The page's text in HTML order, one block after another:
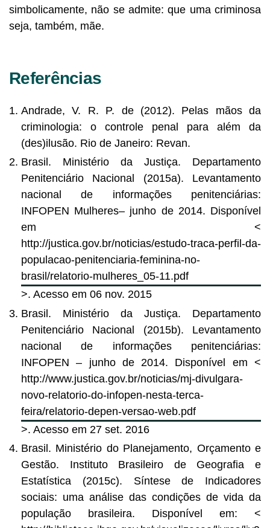
simbolicamente, não se admite: que uma criminosa
seja, também, mãe.
Referências
Andrade, V. R. P. de (2012). Pelas mãos da
criminologia: o controle penal para além da
(des)ilusão. Rio de Janeiro: Revan.
Brasil. Ministério da Justiça. Departamento
Penitenciário Nacional (2015a). Levantamento
nacional de informações penitenciárias:
INFOPEN Mulheres– junho de 2014. Disponível
em <
http://justica.gov.br/noticias/estudo-traca-perfil-da-
populacao-penitenciaria-feminina-no-
brasil/relatorio-mulheres_05-11.pdf
>. Acesso em 06 nov. 2015
Brasil. Ministério da Justiça. Departamento
Penitenciário Nacional (2015b). Levantamento
nacional de informações penitenciárias:
INFOPEN – junho de 2014. Disponível em <
http://www.justica.gov.br/noticias/mj-divulgara-
novo-relatorio-do-infopen-nesta-terca-
feira/relatorio-depen-versao-web.pdf
>. Acesso em 27 set. 2016
Brasil. Ministério do Planejamento, Orçamento e
Gestão. Instituto Brasileiro de Geografia e
Estatística (2015c). Síntese de Indicadores
sociais: uma análise das condições de vida da
população brasileira. Disponível em: <